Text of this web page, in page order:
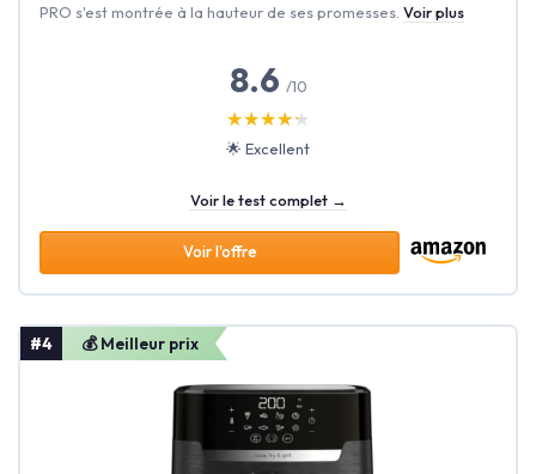
PRO s'est montrée à la hauteur de ses promesses. Voir plus
8.6 /10
★★★★★
★★★★★
🌟 Excellent
Voir le test complet →
Voir l'offre
#4 💰 Meilleur prix